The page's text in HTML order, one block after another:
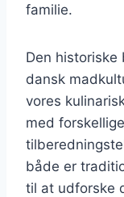
familie.
Den
dansk
vores
med
både er
til at udforske